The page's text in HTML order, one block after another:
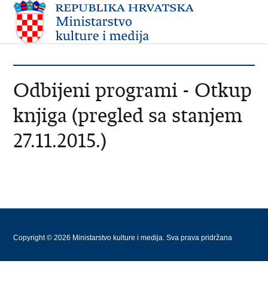
Odbijeni programi - Otkup
knjiga (pregled sa stanjem
27.11.2015.)
Copyright © 2026 Ministarstvo kulture i medija. Sva prava pridržana